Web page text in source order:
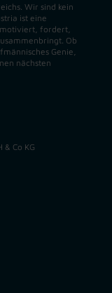
Wir sind kein
ist eine
fordert,
Ob
Genie,
nächsten
Co KG